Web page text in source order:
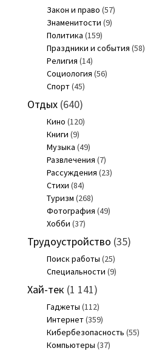
Закон и право (57)
Знаменитости (9)
Политика (159)
Праздники и события (58)
Религия (14)
Социология (56)
Спорт(45)
Отдых(640)
Кино (120)
Книги (9)
Музыка (49)
Развлечения (7)
Рассуждения (23)
Стихи (84)
Туризм (268)
Фотография (49)
Хобби (37)
Трудоустройство (35)
Поиск работы (25)
Специальности (9)
Хай-тек (1 141)
Гаджеты (112)
Интернет(359)
Кибербезопасность (55)
Компьютеры (37)